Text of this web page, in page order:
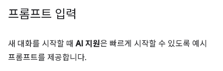
프롬프트 입력
새 대화를 시작할 때AI 지원은 빠르게 시작할 수 있도록 예시
프롬프트를 제공합니다.